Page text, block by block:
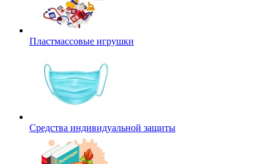
Пластмассовые игрушки
Средства индивидуальной защиты